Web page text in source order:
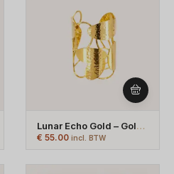
Lunar Echo Gold – Gold
Cuff Bracelet – Gold
€ 55.00 incl. BTW